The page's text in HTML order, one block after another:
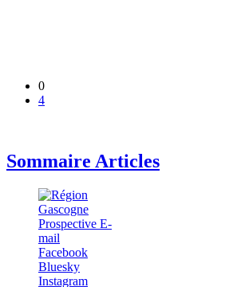
0
4
Sommaire Articles